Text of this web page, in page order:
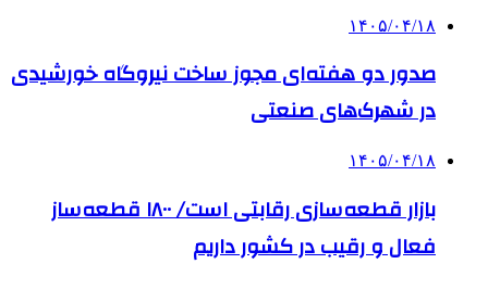
۱۴۰۵/۰۴/۱۸
صدور دو هفته‌ای مجوز ساخت نیروگاه خورشیدی
در شهرک‌های صنعتی
۱۴۰۵/۰۴/۱۸
بازار قطعه‌سازی رقابتی است/ ۱۸۰۰ قطعه‌ساز
فعال و رقیب در کشور داریم